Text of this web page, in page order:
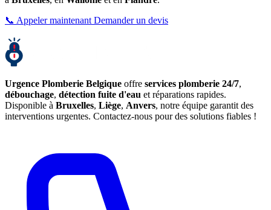
📞 Appeler maintenant Demander un devis
Urgence Plomberie Belgique offre services plomberie 24/7,
débouchage, détection fuite d'eau et réparations rapides.
Disponible à Bruxelles, Liège, Anvers, notre équipe garantit des
interventions urgentes. Contactez-nous pour des solutions fiables !